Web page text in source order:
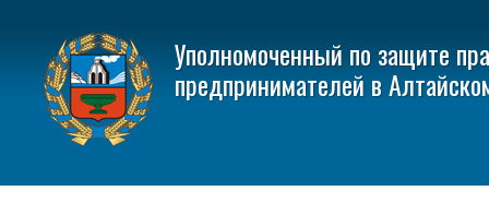
Уполномоченный по защите
предпринимателей в